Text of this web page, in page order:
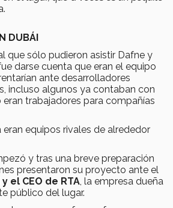
DUBÁI
que sólo pudieron asistir Dafne y
darse cuenta que eran el equipo
ante desarrolladores
incluso algunos ya contaban con
trabajadores para compañías
equipos rivales de alrededor
y tras una breve preparación
presentaron su proyecto ante el
el CEO de RTA, la empresa dueña
público del lugar.